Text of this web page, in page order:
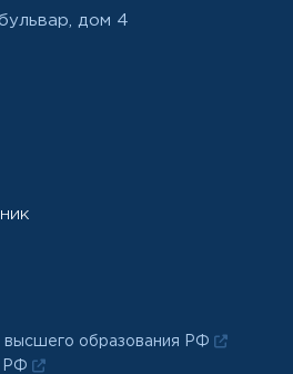
дом 4
высшего образования РФ
РФ